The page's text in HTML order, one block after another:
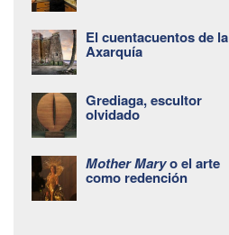
El cuentacuentos de la
Axarquía
Grediaga, escultor
olvidado
Mother Maryo el arte
como redención